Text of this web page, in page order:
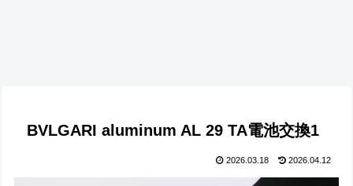
BVLGARI aluminum AL 29 TA電池交換1
2026.03.18 2026.04.12